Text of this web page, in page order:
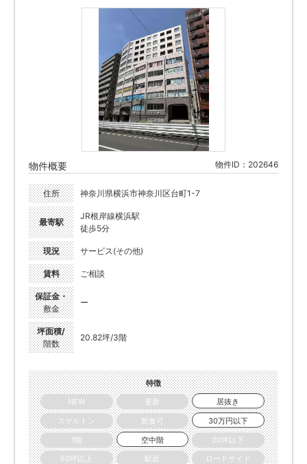
物件概要 物件ID：202646
住所 神奈川県横浜市神奈川区台町1-7
最寄駅
JR根岸線横浜駅
徒歩5分
現況 サービス(その他)
賃料 ご相談
保証金・
敷金
ー
坪面積/
階数
20.82坪/3階
特徴
NEW
更新
居抜き
スケルトン
飲食可
30万円以下
1階
空中階
20坪以下
50坪以上
駅近 ロードサイド